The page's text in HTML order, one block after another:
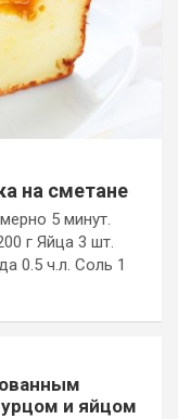
на сметане
5 минут.
г Яйца 3 шт.
0.5 ч.л. Соль 1
и яйцом